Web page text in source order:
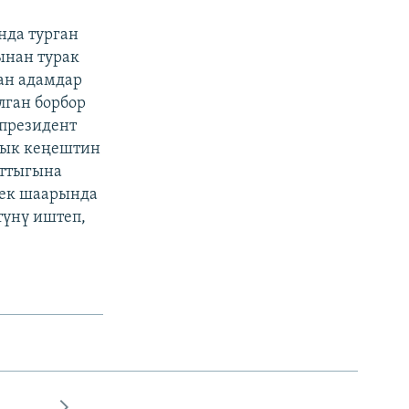
турган
турак
адамдар
борбор
кеңештин
шаарында
иштеп,